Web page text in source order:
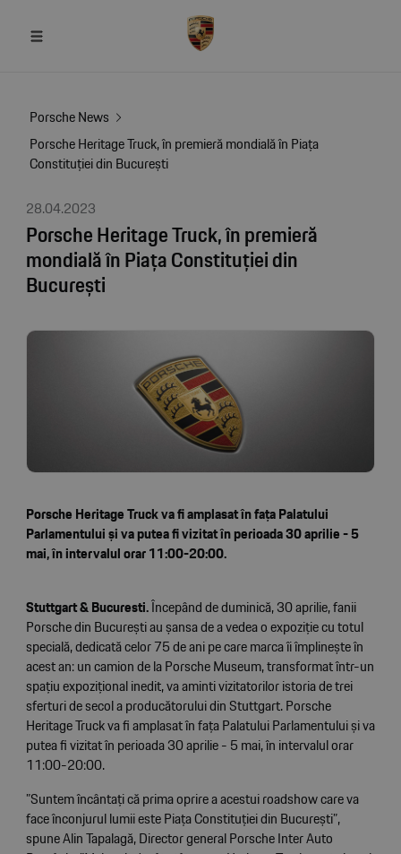
Porsche News
Porsche Heritage Truck, în premieră mondială în Piața
Constituției din București
28.04.2023
Porsche Heritage Truck, în premieră
mondială în Piața Constituției din
București
Porsche Heritage Truck va fi amplasat în fața Palatului
Parlamentului și va putea fi vizitat în perioada 30 aprilie - 5
mai, în intervalul orar 11:00-20:00.
Stuttgart & Bucuresti.Începând de duminică, 30 aprilie, fanii
Porsche din București au șansa de a vedea o expoziție cu totul
specială, dedicată celor 75 de ani pe care marca îi împlinește în
acest an: un camion de la Porsche Museum, transformat într-un
spațiu expozițional inedit, va aminti vizitatorilor istoria de trei
sferturi de secol a producătorului din Stuttgart. Porsche
Heritage Truck va fi amplasat în fața Palatului Parlamentului și va
putea fi vizitat în perioada 30 aprilie - 5 mai, în intervalul orar
11:00-20:00.
”Suntem încântați că prima oprire a acestui roadshow care va
face înconjurul lumii este Piața Constituției din București”,
spune Alin Tapalagă, Director general Porsche Inter Auto